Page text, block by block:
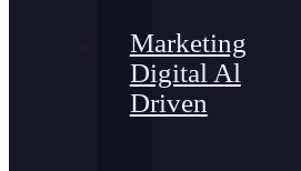
Marketing
Digital Al
Driven